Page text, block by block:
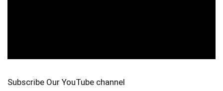
Subscribe Our YouTube channel